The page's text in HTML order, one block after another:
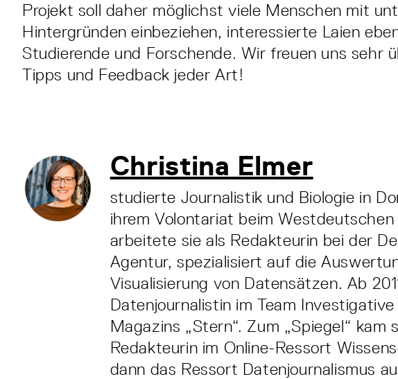
Projekt soll daher möglichst viele Menschen mit
Hintergründen einbeziehen, interessierte Laien
Studierende und Forschende. Wir freuen uns sehr
Tipps und Feedback jeder Art!
Christina Elmer
studierte Journalistik und Biologie in
ihrem Volontariat beim Westdeutschen
arbeitete sie als Redakteurin bei der
Agentur, spezialisiert auf die
Visualisierung von Datensätzen. Ab
Datenjournalistin im Team
Magazins „Stern“. Zum „Spiegel“ kam
Redakteurin im Online-Ressort
dann das Ressort Datenjournalismus